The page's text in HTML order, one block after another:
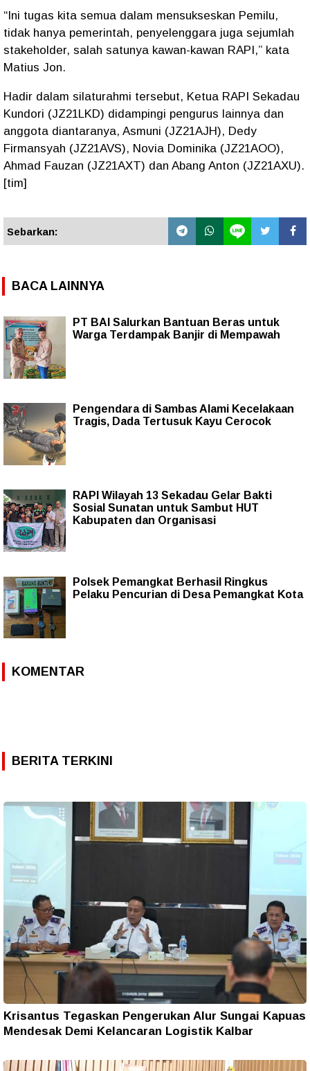
“Ini tugas kita semua dalam mensukseskan Pemilu,
tidak hanya pemerintah, penyelenggara juga sejumlah
stakeholder, salah satunya kawan-kawan RAPI,” kata
Matius Jon.
Hadir dalam silaturahmi tersebut, Ketua RAPI Sekadau
Kundori (JZ21LKD) didampingi pengurus lainnya dan
anggota diantaranya, Asmuni (JZ21AJH), Dedy
Firmansyah (JZ21AVS), Novia Dominika (JZ21AOO),
Ahmad Fauzan (JZ21AXT) dan Abang Anton (JZ21AXU).
[tim]
Sebarkan:
BACA LAINNYA
PT BAI Salurkan Bantuan Beras untuk
Warga Terdampak Banjir di Mempawah
Pengendara di Sambas Alami Kecelakaan
Tragis, Dada Tertusuk Kayu Cerocok
RAPI Wilayah 13 Sekadau Gelar Bakti
Sosial Sunatan untuk Sambut HUT
Kabupaten dan Organisasi
Polsek Pemangkat Berhasil Ringkus
Pelaku Pencurian di Desa Pemangkat Kota
KOMENTAR
BERITA TERKINI
Krisantus Tegaskan Pengerukan Alur Sungai Kapuas
Mendesak Demi Kelancaran Logistik Kalbar